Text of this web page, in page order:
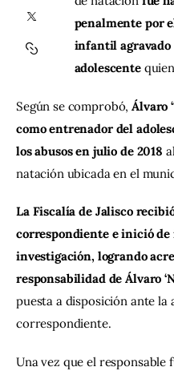
Contacto
penalmente por
infantil agravado
adolescente
Según se comprobó, Álvaro
como entrenador del
los abusos en julio de 2018
natación ubicada en el
La Fiscalía de Jalisco
correspondiente e inició
investigación, logrando
responsabilidad de Álvaro
puesta a disposición ante
correspondiente.
Una vez que el